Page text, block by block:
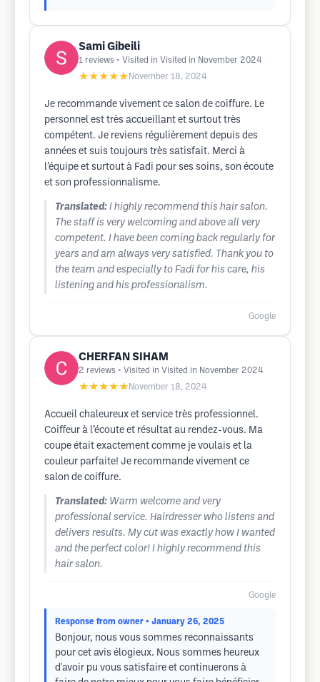
Sami Gibeili
1 reviews • Visited in Visited in November 2024
★★★★★ November 18, 2024
Je recommande vivement ce salon de coiffure. Le
personnel est très accueillant et surtout très
compétent. Je reviens régulièrement depuis des
années et suis toujours très satisfait. Merci à
l’équipe et surtout à Fadi pour ses soins, son écoute
et son professionnalisme.
Translated: I highly recommend this hair salon.
The staff is very welcoming and above all very
competent. I have been coming back regularly for
years and am always very satisfied. Thank you to
the team and especially to Fadi for his care, his
listening and his professionalism.
Google
CHERFAN SIHAM
2 reviews • Visited in Visited in November 2024
★★★★★ November 18, 2024
Accueil chaleureux et service très professionnel.
Coiffeur à l’écoute et résultat au rendez-vous. Ma
coupe était exactement comme je voulais et la
couleur parfaite! Je recommande vivement ce
salon de coiffure.
Translated: Warm welcome and very
professional service. Hairdresser who listens and
delivers results. My cut was exactly how I wanted
and the perfect color! I highly recommend this
hair salon.
Google
Response from owner • January 26, 2025
Bonjour, nous vous sommes reconnaissants
pour cet avis élogieux. Nous sommes heureux
d'avoir pu vous satisfaire et continuerons à